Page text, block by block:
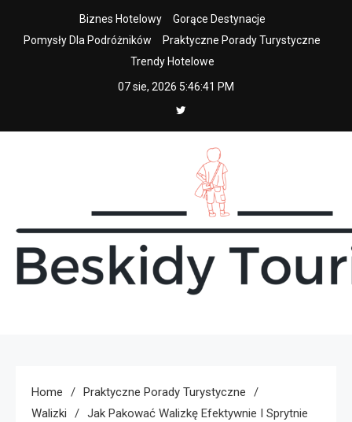
Biznes Hotelowy
Gorące Destynacje
Pomysły Dla Podróżników
Praktyczne Porady Turystyczne
Trendy Hotelowe
07 sie, 2026 5:46:42 PM
Home
Praktyczne Porady Turystyczne
Walizki
Jak Pakować Walizkę Efektywnie I Sprytnie